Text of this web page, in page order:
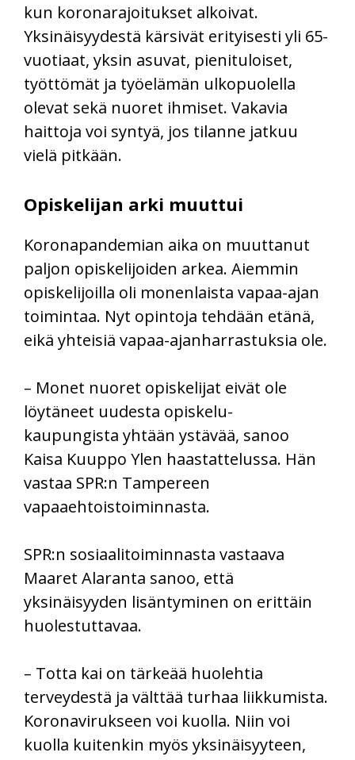
kun koronarajoitukset alkoivat.
Yksinäisyydestä kärsivät erityisesti yli 65-
vuotiaat, yksin asuvat, pienituloiset,
työttömät ja työelämän ulkopuolella
olevat sekä nuoret ihmiset. Vakavia
haittoja voi syntyä, jos tilanne jatkuu
vielä pitkään.
Opiskelijan arki muuttui
Koronapandemian aika on muuttanut
paljon opiskelijoiden arkea. Aiemmin
opiskelijoilla oli monenlaista vapaa-ajan
toimintaa. Nyt opintoja tehdään etänä,
eikä yhteisiä vapaa-ajanharrastuksia ole.
– Monet nuoret opiskelijat eivät ole
löytäneet uudesta opiskelu-
kaupungista yhtään ystävää, sanoo
Kaisa Kuuppo Ylen haastattelussa. Hän
vastaa SPR:n Tampereen
vapaaehtoistoiminnasta.
SPR:n sosiaalitoiminnasta vastaava
Maaret Alaranta sanoo, että
yksinäisyyden lisäntyminen on erittäin
huolestuttavaa.
– Totta kai on tärkeää huolehtia
terveydestä ja välttää turhaa liikkumista.
Koronavirukseen voi kuolla. Niin voi
kuolla kuitenkin myös yksinäisyyteen,